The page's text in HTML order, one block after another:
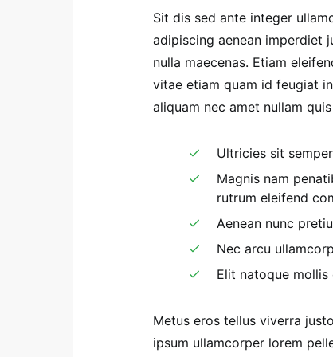
Sit dis sed ante integer
adipiscing aenean imperdiet
nulla maecenas. Etiam
vitae etiam quam id feugiat
aliquam nec amet nullam
Ultricies sit
Magnis nam
rutrum eleifend
Aenean nunc
Nec arcu
Elit natoque mollis
Metus eros tellus viverra
ipsum ullamcorper lorem